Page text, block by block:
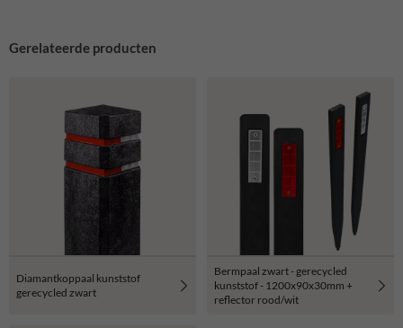
Gerelateerde producten
Diamantkoppaal kunststof
gerecycled zwart
Bermpaal zwart - gerecycled
kunststof - 1200x90x30mm +
reflector rood/wit